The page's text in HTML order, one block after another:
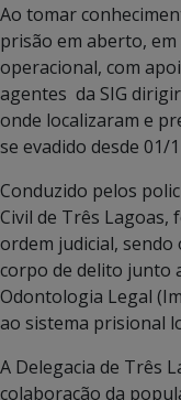
Ao tomar
prisão em aberto, em
operacional, com
agentes da SIG
onde localizaram e
se evadido desde 01/
Conduzido pelos
Civil de Três Lagoas,
ordem judicial,
corpo de delito junto
Odontologia Legal
ao sistema prisional
A Delegacia de Três
colaboração da